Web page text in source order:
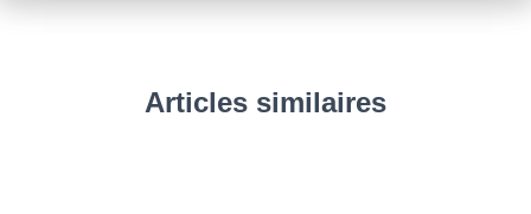
Articles similaires